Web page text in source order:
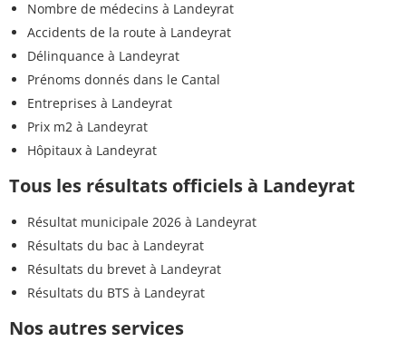
Nombre de médecins à Landeyrat
Accidents de la route à Landeyrat
Délinquance à Landeyrat
Prénoms donnés dans le Cantal
Entreprises à Landeyrat
Prix m2 à Landeyrat
Hôpitaux à Landeyrat
Tous les résultats officiels à Landeyrat
Résultat municipale 2026 à Landeyrat
Résultats du bac à Landeyrat
Résultats du brevet à Landeyrat
Résultats du BTS à Landeyrat
Nos autres services